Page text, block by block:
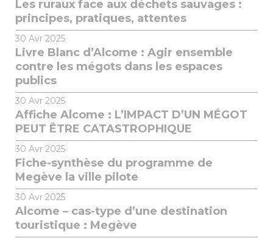
Les ruraux face aux déchets sauvages :
principes, pratiques, attentes
30 Avr 2025
Livre Blanc d’Alcome : Agir ensemble
contre les mégots dans les espaces
publics
30 Avr 2025
Affiche Alcome : L’IMPACT D’UN MÉGOT
PEUT ÊTRE CATASTROPHIQUE
30 Avr 2025
Fiche-synthèse du programme de
Megève la ville pilote
30 Avr 2025
Alcome – cas-type d’une destination
touristique : Megève